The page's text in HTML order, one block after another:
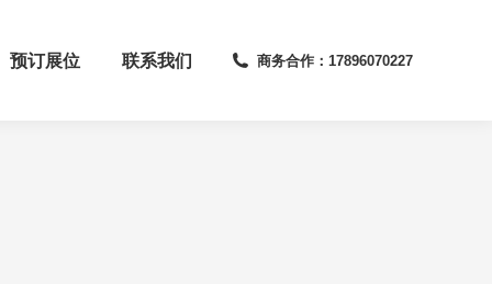
预订展位 联系我们 商务合作：17896070227